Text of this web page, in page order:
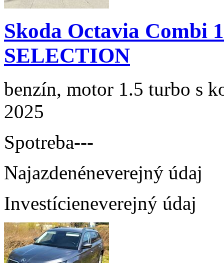
Skoda Octavia Combi
SELECTION
benzín, motor 1.5 turbo s
2025
Spotreba---
Najazdenéneverejný údaj
Investícieneverejný údaj